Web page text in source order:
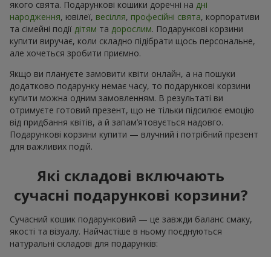
якого свята. Подарункові кошики доречні на дні
народження, ювілеї, весілля, професійні свята, корпоративи
та сімейні події дітям та дорослим. Подарункові корзини
купити виручає, коли складно підібрати щось персональне,
але хочеться зробити приємно.
Якщо ви плануєте замовити квіти онлайн, а на пошуки
додатково подарунку немає часу, то подарункові корзини
купити можна одним замовленням. В результаті ви
отримуєте готовий презент, що не тільки підсилює емоцію
від придбання квітів, а й запам’ятовується надовго.
Подарункові корзини купити — влучний і потрібний презент
для важливих подій.
Які складові включають
сучасні подарункові корзини?
Сучасний кошик подарунковий — це завжди баланс смаку,
якості та візуалу. Найчастіше в ньому поєднуються
натуральні складові для подарунків: